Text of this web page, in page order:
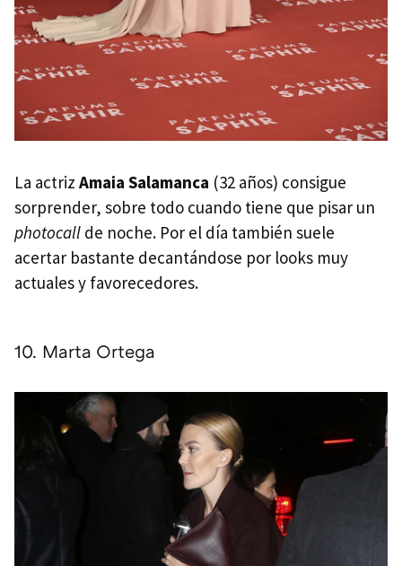
La actriz Amaia Salamanca (32 años) consigue
sorprender, sobre todo cuando tiene que pisar un
photocall de noche. Por el día también suele
acertar bastante decantándose por looks muy
actuales y favorecedores.
10. Marta Ortega